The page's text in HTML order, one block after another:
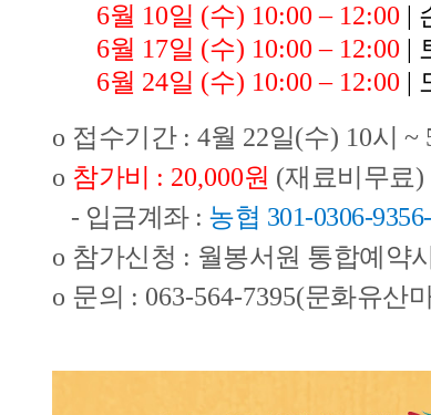
6월 10일 (수) 10:00– 12:00 |
6월 17일 (수) 10:00– 12:00 |
6월 24일 (수) 10:00– 12:00 |
o 접수기간 : 4월 22일(수) 10시 ~
o 참가비 : 20,000원 (재료비무료)
- 입금계좌 : 농협 301-0306-
o 참가신청 : 월봉서원 통합예약
o 문의 : 063-564-7395(문화유산